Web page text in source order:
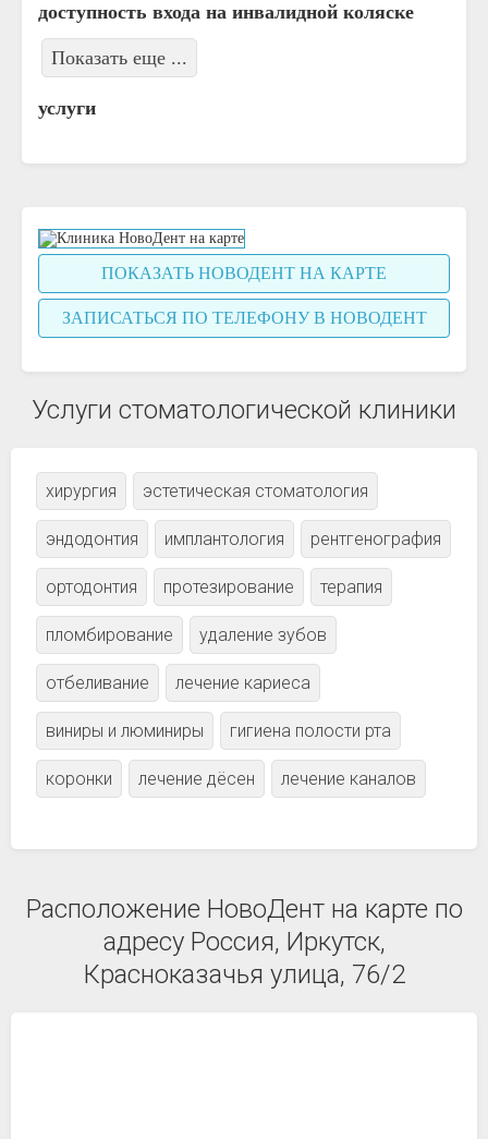
доступность входа на инвалидной коляске
Показать еще ...
услуги
ПОКАЗАТЬ НОВОДЕНТ НА КАРТЕ
ЗАПИСАТЬСЯ ПО ТЕЛЕФОНУ В НОВОДЕНТ
Услуги стоматологической клиники
хирургия эстетическая стоматология
эндодонтия имплантология рентгенография
ортодонтия протезирование терапия
пломбирование удаление зубов
отбеливание лечение кариеса
виниры и люминиры гигиена полости рта
коронки лечение дёсен лечение каналов
Расположение НовоДент на карте по
адресу Россия, Иркутск,
Красноказачья улица, 76/2